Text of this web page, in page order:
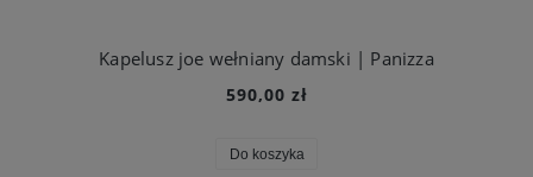
Kapelusz joe wełniany damski | Panizza
590,00 zł
Do koszyka